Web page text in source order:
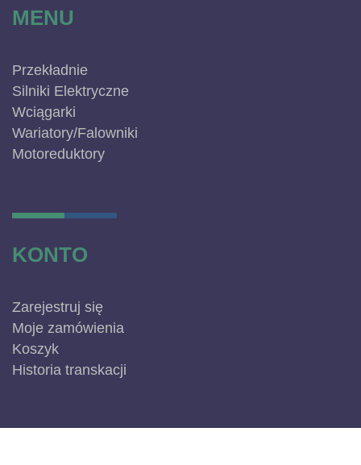
MENU
Przekładnie
Silniki Elektryczne
Wciągarki
Wariatory/Falowniki
Motoreduktory
KONTO
Zarejestruj się
Moje zamówienia
Koszyk
Historia transkacji